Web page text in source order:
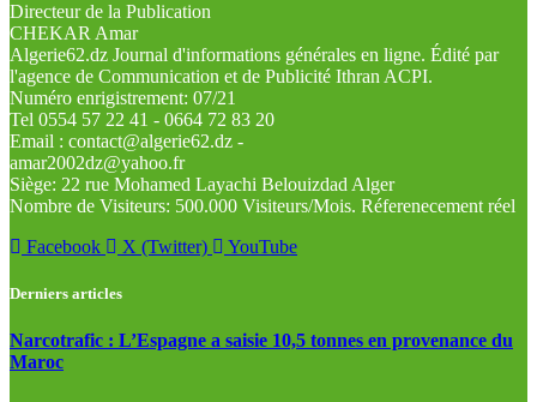
Directeur de la Publication
CHEKAR Amar
Algerie62.dz Journal d'informations générales en ligne. Édité par
l'agence de Communication et de Publicité Ithran ACPI.
Numéro enrigistrement: 07/21
Tel 0554 57 22 41 - 0664 72 83 20
Email : contact@algerie62.dz -
amar2002dz@yahoo.fr
Siège: 22 rue Mohamed Layachi Belouizdad Alger
Nombre de Visiteurs: 500.000 Visiteurs/Mois. Réferenecement réel
Facebook
X (Twitter) YouTube
Derniers articles
Narcotrafic : L’Espagne a saisie 10,5 tonnes en provenance du
Maroc